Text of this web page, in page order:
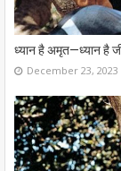
ध्यान है अमृत—ध्यान है
December 23, 2023